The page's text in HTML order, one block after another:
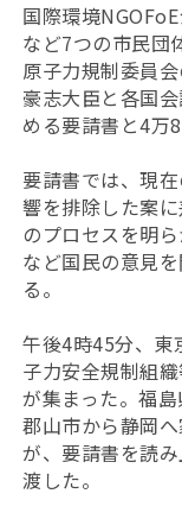
国際環境
など7つの市民団
原子力規制委員
豪志大臣と各国
める要請書と4万
要請書では、現
響を排除した案
のプロセスを明
など国民の意見
る。
午後4時45分、東
子力安全規制組
が集まった。福島
郡山市から静岡
が、要請書を読
渡した。